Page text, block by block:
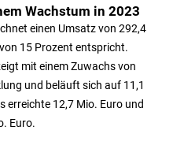
Wachstum in 2023
einen Umsatz von 292,4
15 Prozent entspricht.
mit einem Zuwachs von
und beläuft sich auf 11,1
erreichte 12,7 Mio. Euro und
Euro.